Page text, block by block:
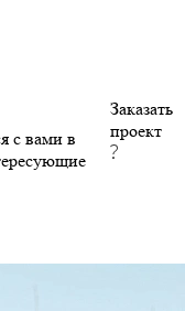
с вами в
Заказать
проект